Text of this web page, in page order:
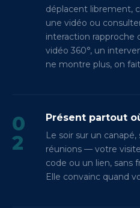
déplacent librement,
une vidéo ou
interaction rapproche
vidéo 360°, un
ne montre plus, on
0
2
Présent partout
Le soir sur un
réunions — votre
code ou un lien, sans
Elle convainc quand